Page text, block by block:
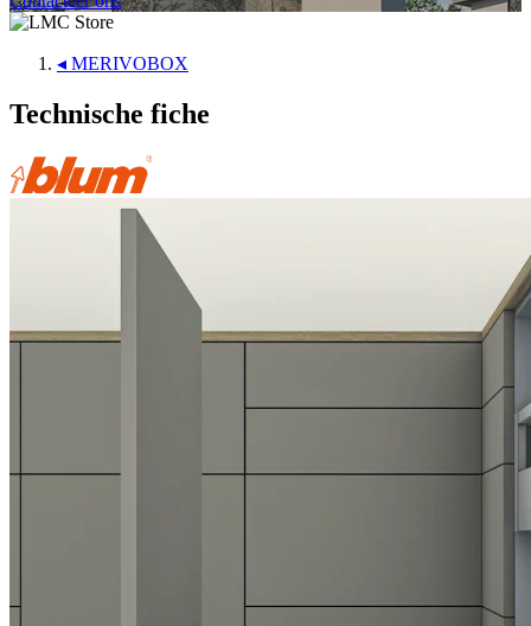
◂ MERIVOBOX
Technische fiche